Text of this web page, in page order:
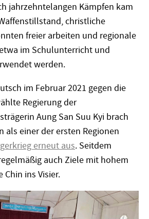
jahrzehntelangen Kämpfen kam
christliche
freier arbeiten und regionale
im Schulunterricht und
werden.
im Februar 2021 gegen die
Regierung der
Aung San Suu Kyi brach
als einer der ersten Regionen
erneut aus. Seitdem
auch Ziele mit hohem
ins Visier.